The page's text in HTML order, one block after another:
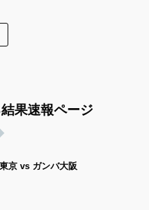
果速報ページ
京 vs ガンバ大阪